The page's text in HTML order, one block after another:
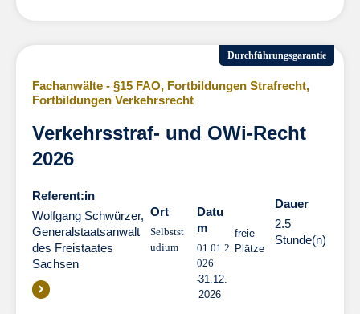
Durchführungsgarantie
Fachanwälte - §15 FAO, Fortbildungen Strafrecht,
Fortbildungen Verkehrsrecht
Verkehrsstraf- und OWi-Recht
2026
Referent:in
Wolfgang Schwürzer,
Generalstaatsanwalt
des Freistaates
Sachsen
Ort
Selbstst
udium
Datu
m
01.01.2
026
31.12.
2026
freie
Plätze
Dauer
2.5
Stunde(n)